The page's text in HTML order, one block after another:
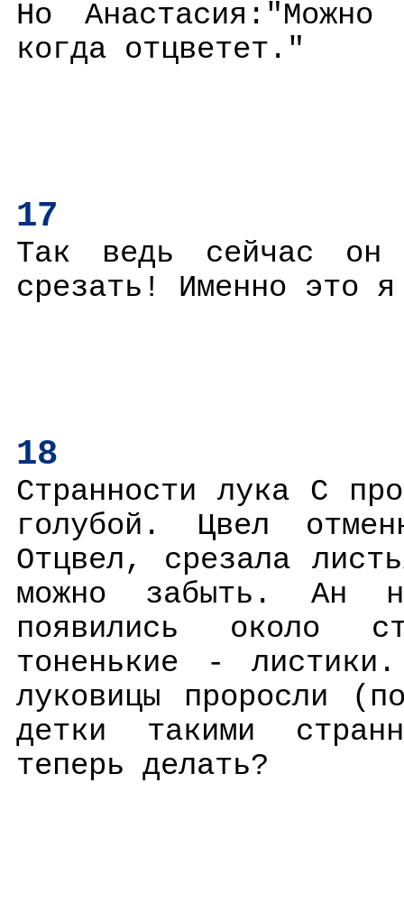
Но Анастасия:"Можно
когда отцветет."
17
Так ведь сейчас он
срезать! Именно это
18
Странности лука С
голубой. Цвел
Отцвел, срезала
можно забыть. Ан
появились около
тоненькие -
луковицы проросли
детки такими
теперь делать?